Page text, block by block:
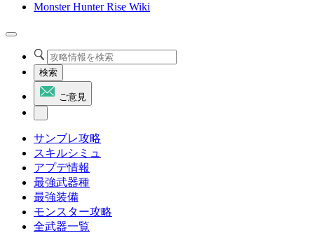
Monster Hunter Rise Wiki
検索
ご意見
サンブレ攻略
スキルシミュ
アプデ情報
最強武器種
最強装備
モンスター攻略
全武器一覧